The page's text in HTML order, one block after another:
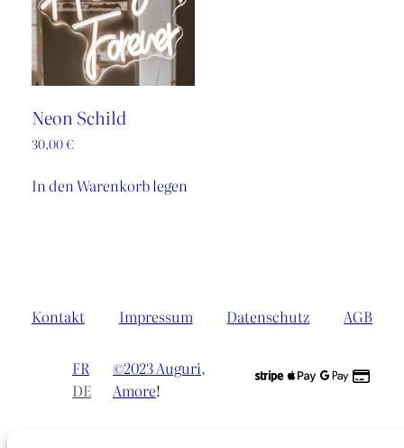
Neon Schild
30,00€
In den Warenkorb legen
Kontakt Impressum Datenschutz AGB
FR
DE
©2023 Auguri,
Amore!